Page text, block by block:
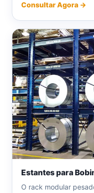
Consultar Agora →
Estantes para
O rack modular